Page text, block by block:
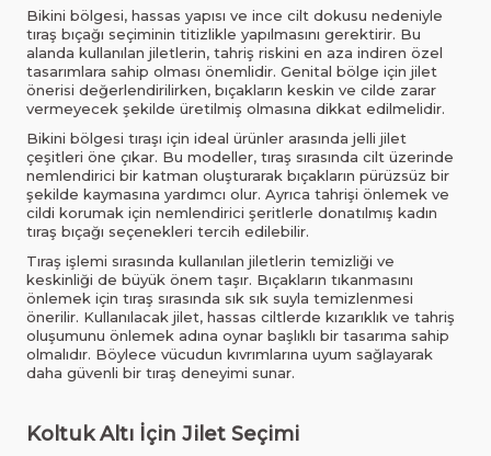
Bikini bölgesi, hassas yapısı ve ince cilt dokusu nedeniyle
tıraş bıçağı seçiminin titizlikle yapılmasını gerektirir. Bu
alanda kullanılan jiletlerin, tahriş riskini en aza indiren özel
tasarımlara sahip olması önemlidir. Genital bölge için jilet
önerisi değerlendirilirken, bıçakların keskin ve cilde zarar
vermeyecek şekilde üretilmiş olmasına dikkat edilmelidir.
Bikini bölgesi tıraşı için ideal ürünler arasında jelli jilet
çeşitleri öne çıkar. Bu modeller, tıraş sırasında cilt üzerinde
nemlendirici bir katman oluşturarak bıçakların pürüzsüz bir
şekilde kaymasına yardımcı olur. Ayrıca tahrişi önlemek ve
cildi korumak için nemlendirici şeritlerle donatılmış kadın
tıraş bıçağı seçenekleri tercih edilebilir.
Tıraş işlemi sırasında kullanılan jiletlerin temizliği ve
keskinliği de büyük önem taşır. Bıçakların tıkanmasını
önlemek için tıraş sırasında sık sık suyla temizlenmesi
önerilir. Kullanılacak jilet, hassas ciltlerde kızarıklık ve tahriş
oluşumunu önlemek adına oynar başlıklı bir tasarıma sahip
olmalıdır. Böylece vücudun kıvrımlarına uyum sağlayarak
daha güvenli bir tıraş deneyimi sunar.
Koltuk Altı İçin Jilet Seçimi